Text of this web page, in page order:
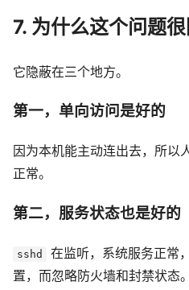
7. 为什么这个问题
它隐蔽在三个地方。
第一，单向访问是好的
因为本机能主动连出去，所以
正常。
第二，服务状态也是好的
sshd
在监听，系统服务正常
置，而忽略防火墙和封禁状态。